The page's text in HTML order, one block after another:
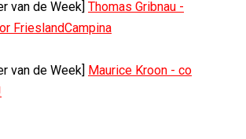
van de Week] Thomas Gribnau -
FrieslandCampina
van de Week] Maurice Kroon - co